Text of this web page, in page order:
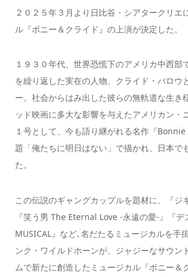
２０２５年３月より日比谷・シアタークリエ
ル『ボニー＆クライド』の上演が決定した。
１９３０年代、世界恐慌下のアメリカ中西部
を繰り返した実在の人物、クライド・バロウ
ー。社会からはみ出した彼らの無軌道な生き
ッド映画に多大な影響を与えたアメリカン・
１号として、今も語り継がれる名作『
題「俺たちに明日はない」で描かれ、日本で
た。
この伝説のギャングカップルを題材に、『ジ
『笑う男 The Eternal Love -永遠の愛-』『デ
MUSICAL』など､名だたるミュージカルを手
ンク・ワイルドホーンが、ジャジーなサウン
ムで新たに創造したミュージカル『ボニー＆